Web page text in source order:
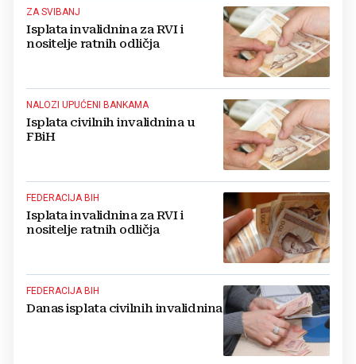
ZA SVIBANJ
Isplata invalidnina za RVI i
nositelje ratnih odličja
NALOZI UPUĆENI BANKAMA
Isplata civilnih invalidnina u
FBiH
FEDERACIJA BIH
Isplata invalidnina za RVI i
nositelje ratnih odličja
FEDERACIJA BIH
Danas isplata civilnih invalidnina